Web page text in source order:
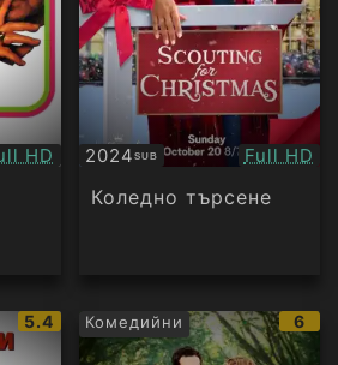
HD 2024SUB
Субтитри Full HD
Коледно търсене
IMDb
рейтинг:
5.4 Комедийни 6